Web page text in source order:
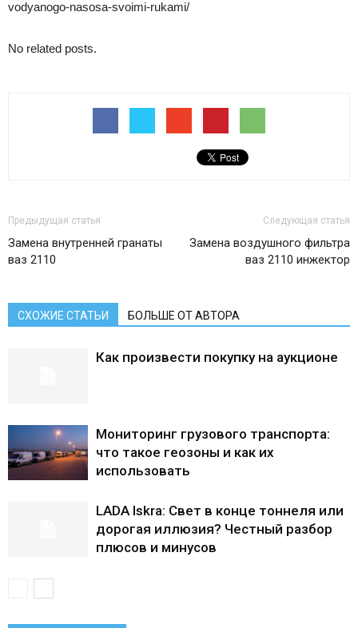
vodyanogo-nasosa-svoimi-rukami/
No related posts.
Предыдущая статья
Замена внутренней гранаты
ваз 2110
Следующая статья
Замена воздушного фильтра
ваз 2110 инжектор
СХОЖИЕ СТАТЬИ БОЛЬШЕ ОТ АВТОРА
Как произвести покупку на аукционе
Мониторинг грузового транспорта:
что такое геозоны и как их
использовать
LADA Iskra: Свет в конце тоннеля или
дорогая иллюзия? Честный разбор
плюсов и минусов